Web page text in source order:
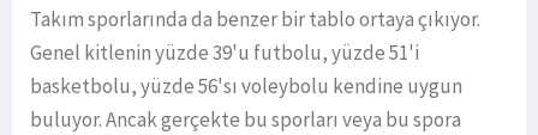
Takım sporlarında da benzer bir tablo ortaya çıkıyor.
Genel kitlenin yüzde 39'u futbolu, yüzde 51'i
basketbolu, yüzde 56'sı voleybolu kendine uygun
buluyor. Ancak gerçekte bu sporları veya bu spora